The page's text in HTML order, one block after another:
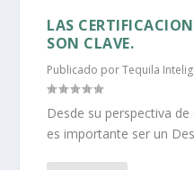
LAS
SON CLAVE.
Publicado porTequila
Desde su perspectiva
es importante ser un